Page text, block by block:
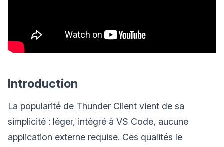
Introduction
La popularité de Thunder Client vient de sa
simplicité : léger, intégré à VS Code, aucune
application externe requise. Ces qualités le